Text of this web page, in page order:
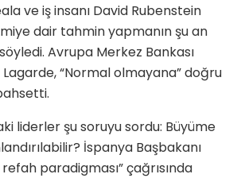
ve iş insanı David Rubenstein
dair tahmin yapmanın şu an
Avrupa Merkez Bankası
Lagarde, “Normal olmayana” doğru
liderler şu soruyu sordu: Büyüme
İspanya Başbakanı
paradigması” çağrısında